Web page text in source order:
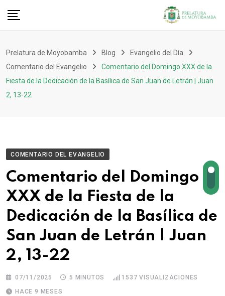
Prelatura de Moyobamba Blog
Evangelio del Día
Comentario del Evangelio
Comentario del Domingo XXX de la
Fiesta de la Dedicación de la Basílica de San Juan de Letrán | Juan
2, 13-22
COMENTARIO DEL EVANGELIO
Comentario del Domingo
XXX de la Fiesta de la
Dedicación de la Basílica de
San Juan de Letrán | Juan
2, 13-22
07/11/2025 5 MINUTOS 1537 VISUALIZACIONES
HACE 9 MESES